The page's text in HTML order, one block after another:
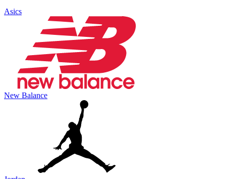
Asics
New Balance